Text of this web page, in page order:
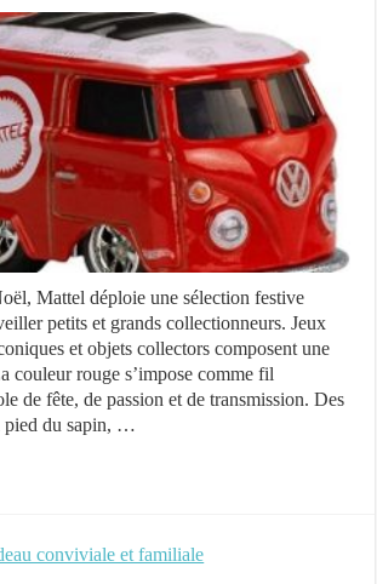
Mattel déploie une sélection festive
petits et grands collectionneurs. Jeux
et objets collectors composent une
couleur rouge s’impose comme fil
de fête, de passion et de transmission. Des
pied du sapin, …
conviviale et familiale